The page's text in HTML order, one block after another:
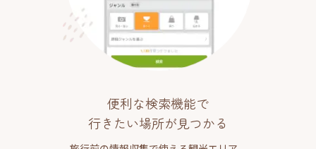
便利な検索機能で
行きたい場所が見つかる